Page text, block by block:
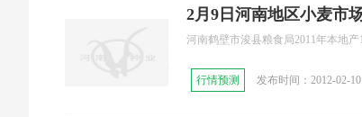
2月9日河南地区小麦市
河南鹤壁市浚县粮食局2011年本地
行情预测 发布时间：2012-02-10